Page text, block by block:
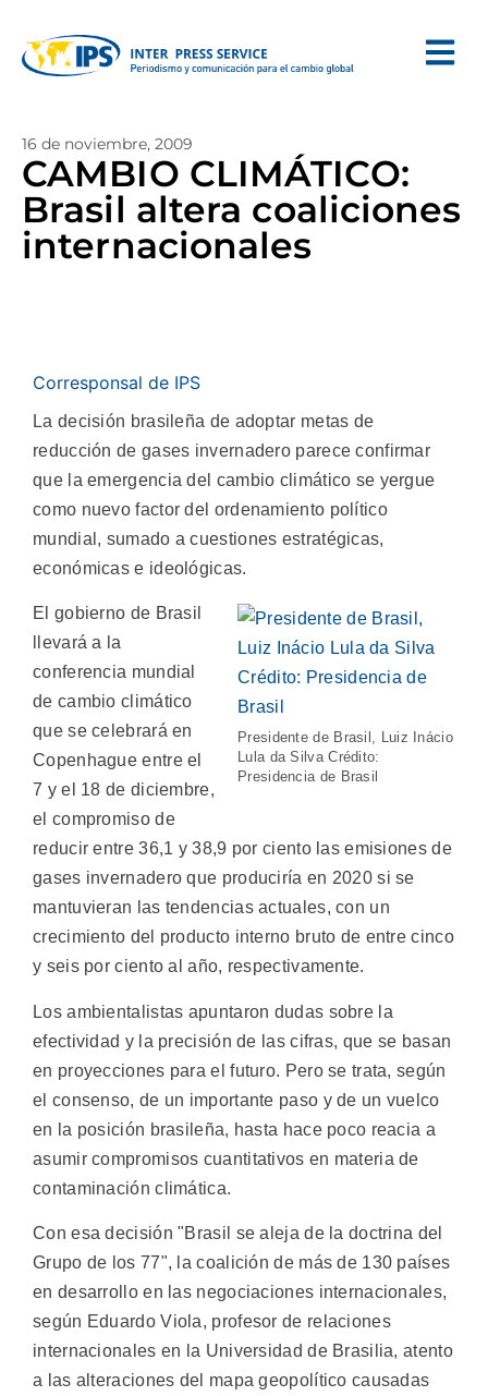
16 de noviembre, 2009
CAMBIO CLIMÁTICO:
Brasil altera coaliciones
internacionales
Corresponsal de IPS
La decisión brasileña de adoptar metas de
reducción de gases invernadero parece confirmar
que la emergencia del cambio climático se yergue
como nuevo factor del ordenamiento político
mundial, sumado a cuestiones estratégicas,
económicas e ideológicas.
Presidente de Brasil, Luiz Inácio
Lula da Silva Crédito:
Presidencia de Brasil
El gobierno de Brasil
llevará a la
conferencia mundial
de cambio climático
que se celebrará en
Copenhague entre el
7 y el 18 de diciembre,
el compromiso de
reducir entre 36,1 y 38,9 por ciento las emisiones de
gases invernadero que produciría en 2020 si se
mantuvieran las tendencias actuales, con un
crecimiento del producto interno bruto de entre cinco
y seis por ciento al año, respectivamente.
Los ambientalistas apuntaron dudas sobre la
efectividad y la precisión de las cifras, que se basan
en proyecciones para el futuro. Pero se trata, según
el consenso, de un importante paso y de un vuelco
en la posición brasileña, hasta hace poco reacia a
asumir compromisos cuantitativos en materia de
contaminación climática.
Con esa decisión "Brasil se aleja de la doctrina del
Grupo de los 77", la coalición de más de 130 países
en desarrollo en las negociaciones internacionales,
según Eduardo Viola, profesor de relaciones
internacionales en la Universidad de Brasilia, atento
a las alteraciones del mapa geopolítico causadas